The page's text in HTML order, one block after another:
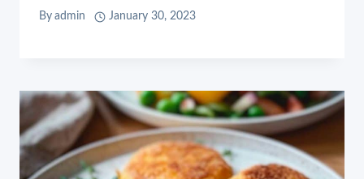
By admin January 30, 2023